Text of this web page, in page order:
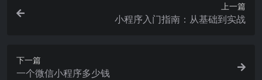
上一篇
小程序入门指南：从基础到实战
下一篇
一个微信小程序多少钱